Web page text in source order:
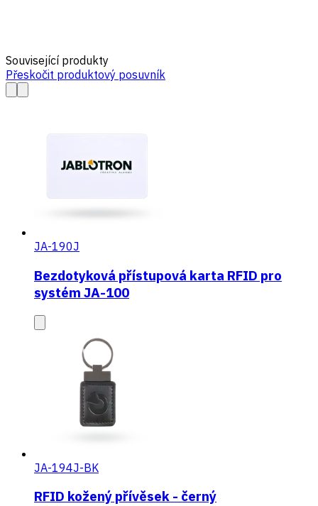
Související produkty
Přeskočit produktový posuvník
JA-190J
Bezdotyková přístupová karta RFID pro
systém JA-100
JA-194J-BK
RFID kožený přívěsek - černý